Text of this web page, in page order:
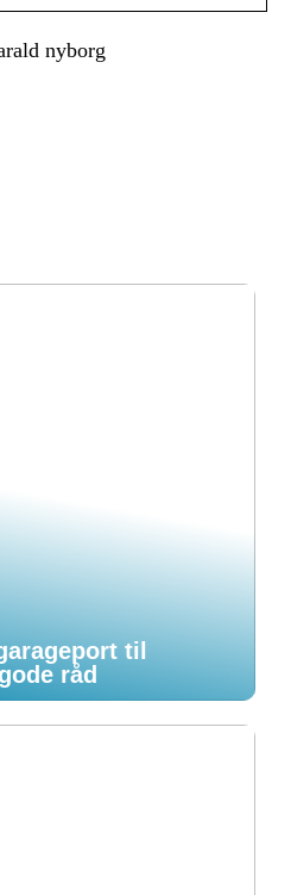
nyborg
til
råd